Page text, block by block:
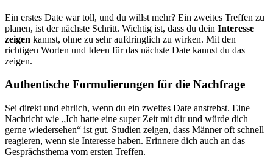
Ein erstes Date war toll, und du willst mehr? Ein zweites Treffen zu
planen, ist der nächste Schritt. Wichtig ist, dass du dein Interesse
zeigen kannst, ohne zu sehr aufdringlich zu wirken. Mit den
richtigen Worten und Ideen für das nächste Date kannst du das
zeigen.
Authentische Formulierungen für die Nachfrage
Sei direkt und ehrlich, wenn du ein zweites Date anstrebst. Eine
Nachricht wie „Ich hatte eine super Zeit mit dir und würde dich
gerne wiedersehen“ ist gut. Studien zeigen, dass Männer oft schnell
reagieren, wenn sie Interesse haben. Erinnere dich auch an das
Gesprächsthema vom ersten Treffen.